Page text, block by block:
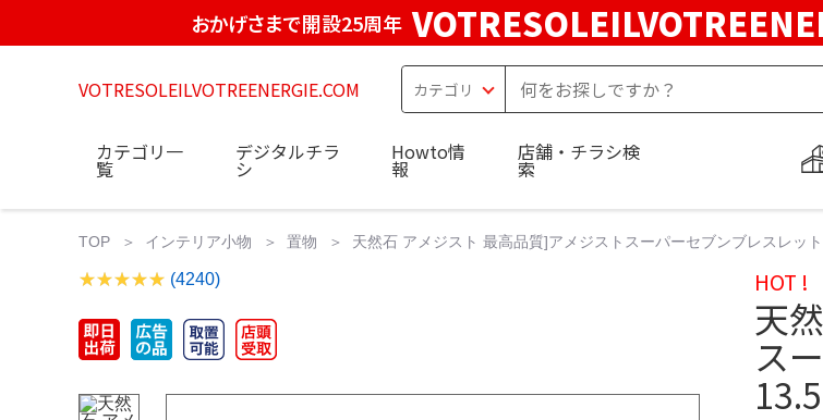
おかげさまで開設25周年
VOTRESOLEILVOTREENERGIE.COM
カテゴリ一
覧
デジタルチラ
シ
Howto情
報
店舗・チラシ検
索
TOP インテリア小物 置物 天然石 アメジスト 最高品質]アメジストスーパーセブンブレスレッ
(4240) HOT !
天
ス